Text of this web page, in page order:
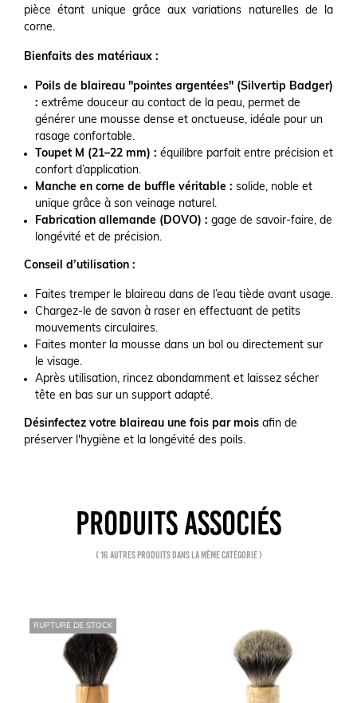
pièce étant unique grâce aux variations naturelles de la
corne.
Bienfaits des matériaux :
Poils de blaireau "pointes argentées" (Silvertip Badger)
: extrême douceur au contact de la peau, permet de
générer une mousse dense et onctueuse, idéale pour un
rasage confortable.
Toupet M (21–22 mm) : équilibre parfait entre précision et
confort d’application.
Manche en corne de buffle véritable : solide, noble et
unique grâce à son veinage naturel.
Fabrication allemande (DOVO) : gage de savoir-faire, de
longévité et de précision.
Conseil d’utilisation :
Faites tremper le blaireau dans de l’eau tiède avant usage.
Chargez-le de savon à raser en effectuant de petits
mouvements circulaires.
Faites monter la mousse dans un bol ou directement sur
le visage.
Après utilisation, rincez abondamment et laissez sécher
tête en bas sur un support adapté.
Désinfectez votre blaireau une fois par mois afin de
préserver l'hygiène et la longévité des poils.
PRODUITS ASSOCIÉS
( 16 autres produits dans la même catégorie )
RUPTURE DE STOCK